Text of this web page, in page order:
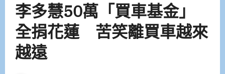
李多慧50萬「買車基金」
全捐花蓮 苦笑離買車越來
越遠